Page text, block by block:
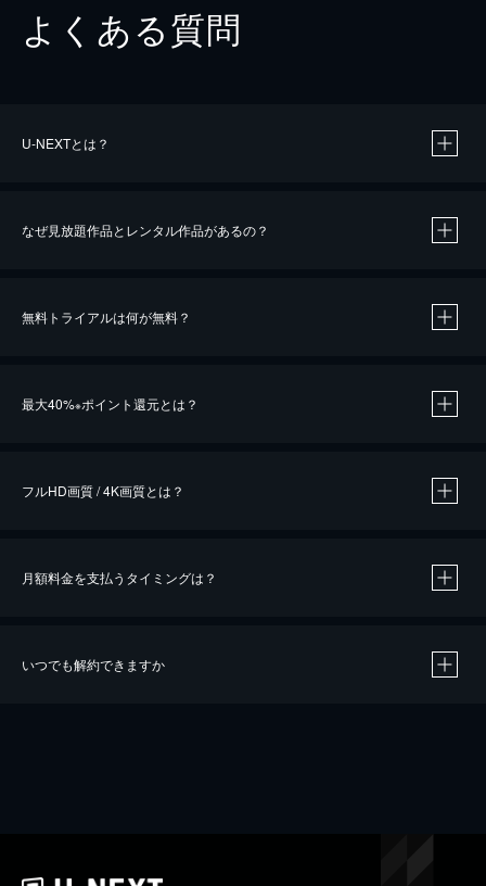
よくある質問
U-NEXTとは？
なぜ見放題作品とレンタル作品があるの？
無料トライアルは何が無料？
最大40%※ポイント還元とは？
※40％ポイント還元の対象は、クレジットカード決済による作品の購入 / レンタルです。
iOSアプリのUコイン決済による作品の購入 / レンタルは、20％のポイント還元です。
フルHD画質 / 4K画質とは？
月額料金を支払うタイミングは？
いつでも解約できますか